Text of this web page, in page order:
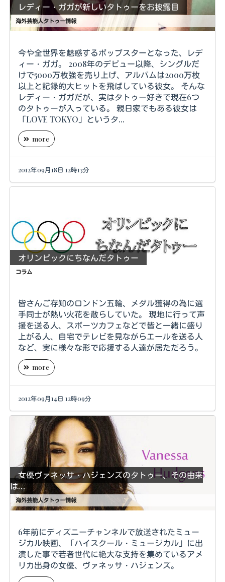
レディー・ガガが新しいタトゥーをお披露目
海外芸能人タトゥー情報
今や全世界を魅惑するポップスターとなった、レデ
ィー・ガガ。 2008年のデビュー以降、シングルだ
けで5000万枚強を売り上げ、アルバムは2000万枚
以上と記録的大ヒットを飛ばしている彼女。 そんな
レディー・ガガだが、実はタトゥー好きで現在6つ
のタトゥーが入っている。 親日家でもある彼女は
「LOVE TOKYO」というタ...
more
2012年09月18日 12時13分
オリンピックにちなんだタトゥー
コラム
皆さんご存知のロンドン五輪、メダル獲得の為に選
手同士が熱い火花を散らしていた。 現地に行って声
援を送る人、スポーツカフェなどで皆と一緒に盛り
上がる人、自宅でテレビを見ながらエールを送る人
など、実に様々な形で応援する人達が居ただろう。
more
2012年09月14日 12時09分
女優ヴァネッサ・ハジェンズのタトゥー、その由来
は…
海外芸能人タトゥー情報
6年前にディズニーチャンネルで放送されたミュー
ジカル映画、「ハイスクール・ミュージカル」に出
演した事で若者世代に絶大な支持を集めているアメ
リカ出身の女優、ヴァネッサ・ハジェンズ。